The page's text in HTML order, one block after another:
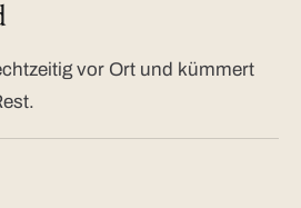
vor Ort und kümmert